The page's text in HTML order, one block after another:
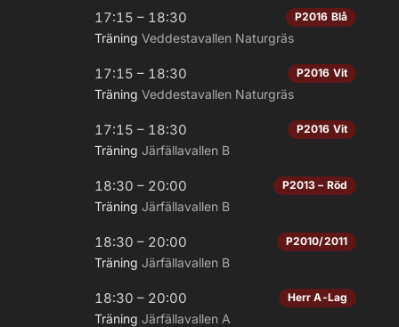
17:15 – 18:30 P2016 Blå
Träning Veddestavallen Naturgräs
17:15 – 18:30 P2016 Vit
Träning Veddestavallen Naturgräs
17:15 – 18:30 P2016 Vit
Träning Järfällavallen B
18:30 – 20:00 P2013 – Röd
Träning Järfällavallen B
18:30 – 20:00 P2010/2011
Träning Järfällavallen B
18:30 – 20:00 Herr A-Lag
Träning Järfällavallen A